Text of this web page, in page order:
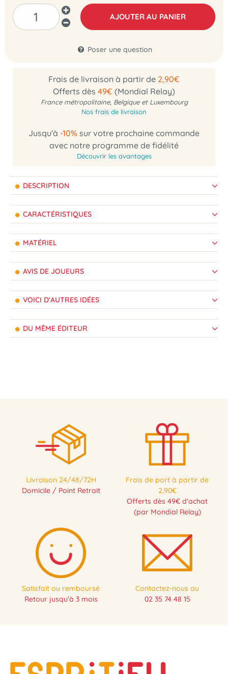
AJOUTER AU PANIER
Poser une question
Frais de livraison à partir de 2,90€
Offerts dès 49€ (Mondial Relay)
France métropolitaine, Belgique et Luxembourg
Nos frais de livraison
Jusqu'à -10% sur votre prochaine commande
avec notre programme de fidélité
Découvrir les avantages
DESCRIPTION
CARACTÉRISTIQUES
MATÉRIEL
AVIS DE JOUEURS
VOICI D'AUTRES IDÉES
DU MÊME ÉDITEUR
Livraison 24/48/72H
Domicile / Point Retrait
Frais de port à partir de
2,90€
Offerts dès 49€ d'achat
(par Mondial Relay)
Satisfait ou remboursé
Retour jusqu'à 3 mois
Contactez-nous au
02 35 74 48 15